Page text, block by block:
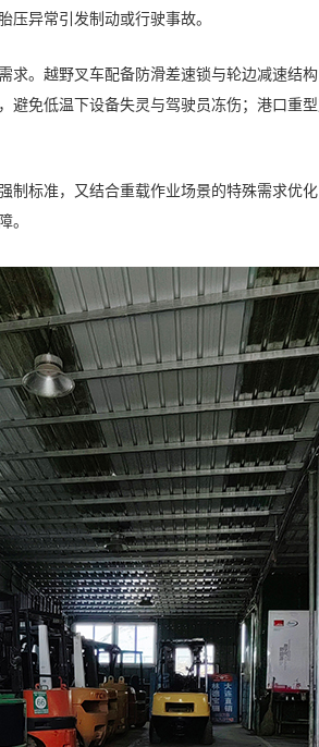
压异常引发制动或行驶事故。
求。越野叉车配备防滑差速锁与轮边减速结
避免低温下设备失灵与驾驶员冻伤；港口重
制标准，又结合重载作业场景的特殊需求优
。